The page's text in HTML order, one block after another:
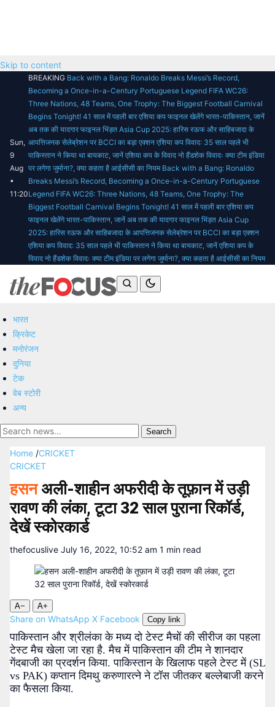
Skip to content
Sun,
9
Aug
•
11:20
BREAKING Back with a Bang: Ronaldo Breaks Messi’s Record,
Becoming a Once-in-a-Century Portuguese Legend FIFA WC26:
Three Nations, 48 Teams, One Trophy: The Biggest Football Carnival
Begins Tonight! 41 साल में पहली बार एशिया कप फाइनल खेलेंगे भारत-पाकिस्तान, जानें
अब तक की यादगार फाइनल भिंड़त Asia Cup 2025: हारिस रऊफ और साहिबजादा के
आपत्तिजनक सेलेब्रेशन पर BCCI का बड़ा एक्शन एशिया कप विवाद: 35 साल पहले भी
पाकिस्तान ने किया था बायकाट, जानें एशिया कप के विवाद नो हैंडशेक विवादः क्या टीम इंडिया
पर लगेगा जुर्माना?, क्या कहता है आईसीसी का नियम Back with a Bang: Ronaldo
Breaks Messi’s Record, Becoming a Once-in-a-Century Portuguese
Legend FIFA WC26: Three Nations, 48 Teams, One Trophy: The
Biggest Football Carnival Begins Tonight! 41 साल में पहली बार एशिया कप
फाइनल खेलेंगे भारत-पाकिस्तान, जानें अब तक की यादगार फाइनल भिंड़त Asia Cup
2025: हारिस रऊफ और साहिबजादा के आपत्तिजनक सेलेब्रेशन पर BCCI का बड़ा एक्शन
एशिया कप विवाद: 35 साल पहले भी पाकिस्तान ने किया था बायकाट, जानें एशिया कप के
विवाद नो हैंडशेक विवादः क्या टीम इंडिया पर लगेगा जुर्माना?, क्या कहता है आईसीसी का नियम
भारत
क्रिकेट
मनोरंजन
दुनिया
टेक
वेब स्टोरी
अन्य
Search
Home /CRICKET
CRICKET
हसनअली-शाहीन अफरीदी के तूफ़ान में उड़ी
रावण की लंका, टूटा 32 साल पुराना रिकॉर्ड,
देखें स्कोरकार्ड
thefocuslive July 16, 2022, 10:52 am 1 min read
A− A+
Share on WhatsApp X Facebook Copy link
पाकिस्तान और श्रीलंका के मध्य दो टेस्ट मैचों की सीरीज का पहला
टेस्ट मैच खेला जा रहा है. मैच में पाकिस्तान की टीम ने शानदार
गेंदबाजी का प्रदर्शन किया. पाकिस्तान के खिलाफ पहले टेस्ट में (SL
vs PAK) कप्तान दिमथु करुणारत्ने ने टॉस जीतकर बल्लेबाजी करने
का फैसला किया.